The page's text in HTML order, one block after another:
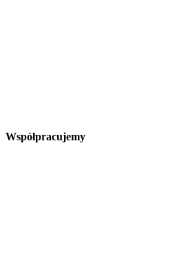
Współpracujemy